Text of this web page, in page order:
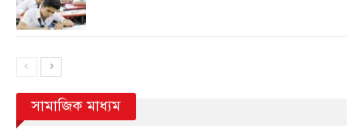
সামাজিক মাধ্যম